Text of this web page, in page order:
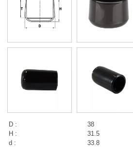
D :
38
H :
31.5
d :
33.8